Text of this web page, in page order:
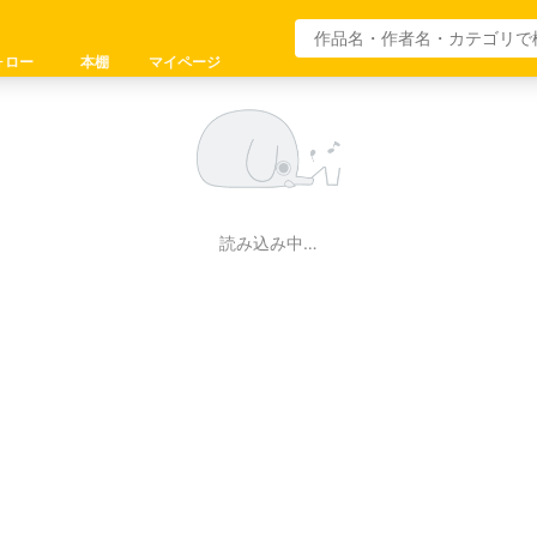
ロー 本棚 マイページ
読み込み中…